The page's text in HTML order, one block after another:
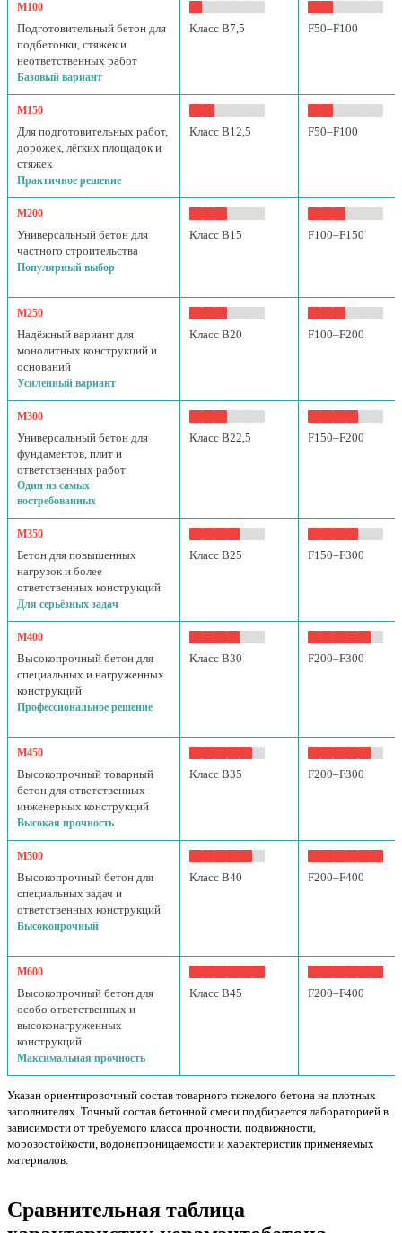
М100
Подготовительный бетон для
подбетонки, стяжек и
неответственных работ
Базовый вариант
Класс B7,5 F50–F100
М150
Для подготовительных работ,
дорожек, лёгких площадок и
стяжек
Практичное решение
Класс B12,5 F50–F100
М200
Универсальный бетон для
частного строительства
Популярный выбор
Класс B15 F100–F150
М250
Надёжный вариант для
монолитных конструкций и
оснований
Усиленный вариант
Класс B20 F100–F200
М300
Универсальный бетон для
фундаментов, плит и
ответственных работ
Один из самых
востребованных
Класс B22,5 F150–F200
М350
Бетон для повышенных
нагрузок и более
ответственных конструкций
Для серьёзных задач
Класс B25 F150–F300
М400
Высокопрочный бетон для
специальных и нагруженных
конструкций
Профессиональное решение
Класс B30 F200–F300
М450
Высокопрочный товарный
бетон для ответственных
инженерных конструкций
Высокая прочность
Класс B35 F200–F300
М500
Высокопрочный бетон для
специальных задач и
ответственных конструкций
Высокопрочный
Класс B40 F200–F400
М600
Высокопрочный бетон для
особо ответственных и
высоконагруженных
конструкций
Максимальная прочность
Класс B45 F200–F400
Указан ориентировочный состав товарного тяжелого бетона на плотных
заполнителях. Точный состав бетонной смеси подбирается лабораторией в
зависимости от требуемого класса прочности, подвижности,
морозостойкости, водонепроницаемости и характеристик применяемых
материалов.
Сравнительная таблица